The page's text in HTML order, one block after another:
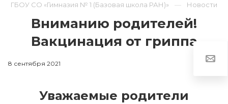
ГБОУ СО «Гимназия № 1 (Базовая школа РАН)» Новости
Вниманию родителей!
Вакцинация от гриппа
8 сентября 2021
Уважаемые родители